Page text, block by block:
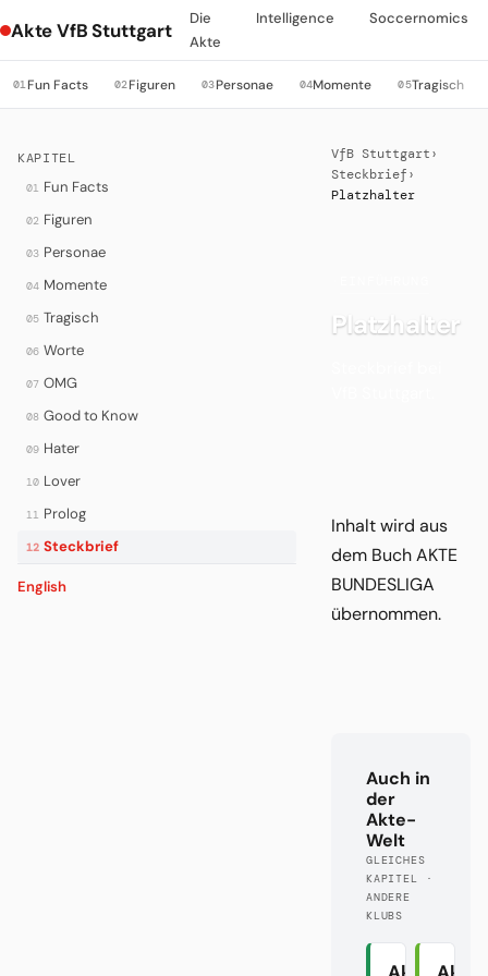
Akte VfB Stuttgart
Die
Akte
Intelligence Soccernomics
01Fun Facts 02Figuren 03Personae 04Momente 05Tragisch
KAPITEL
01 Fun Facts
02 Figuren
03 Personae
04 Momente
05 Tragisch
06 Worte
07 OMG
08 Good to Know
09 Hater
10 Lover
11 Prolog
12 Steckbrief
English
VfB Stuttgart ›
Steckbrief ›
Platzhalter
Platzhalter
Inhalt wird aus
dem Buch AKTE
BUNDESLIGA
übernommen.
Auch in
der
Akte-
Welt
GLEICHES
KAPITEL ·
ANDERE
KLUBS